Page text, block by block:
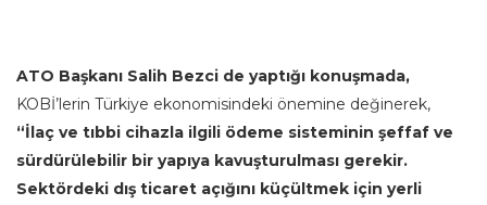
ATO Başkanı Salih Bezci de yaptığı konuşmada,
KOBİ’lerin Türkiye ekonomisindeki önemine değinerek,
“İlaç ve tıbbi cihazla ilgili ödeme sisteminin şeffaf ve
sürdürülebilir bir yapıya kavuşturulması gerekir.
Sektördeki dış ticaret açığını küçültmek için yerli